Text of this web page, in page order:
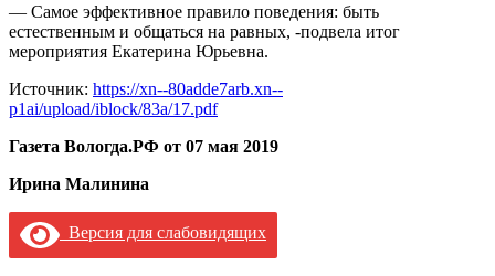
— Самое эффективное правило поведения: быть
естественным и общаться на равных, -подвела итог
мероприятия Екатерина Юрьевна.
Источник: https://xn--80adde7arb.xn--
p1ai/upload/iblock/83a/17.pdf
Газета Вологда.РФ от 07 мая 2019
Ирина Малинина
Версия для слабовидящих